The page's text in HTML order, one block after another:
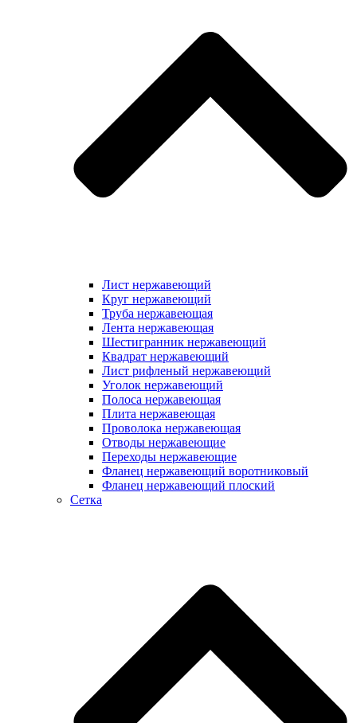
Лист нержавеющий
Круг нержавеющий
Труба нержавеющая
Лента нержавеющая
Шестигранник нержавеющий
Квадрат нержавеющий
Лист рифленый нержавеющий
Уголок нержавеющий
Полоса нержавеющая
Плита нержавеющая
Проволока нержавеющая
Отводы нержавеющие
Переходы нержавеющие
Фланец нержавеющий воротниковый
Фланец нержавеющий плоский
Сетка